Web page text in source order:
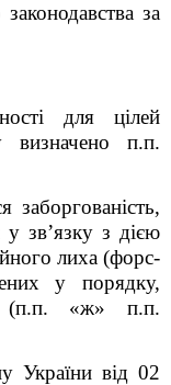
за
для цілей
визначено п.п.
заборгованість,
зв’язку з дією
лиха (форс-
у порядку,
(п.п. «ж» п.п.
України від 02